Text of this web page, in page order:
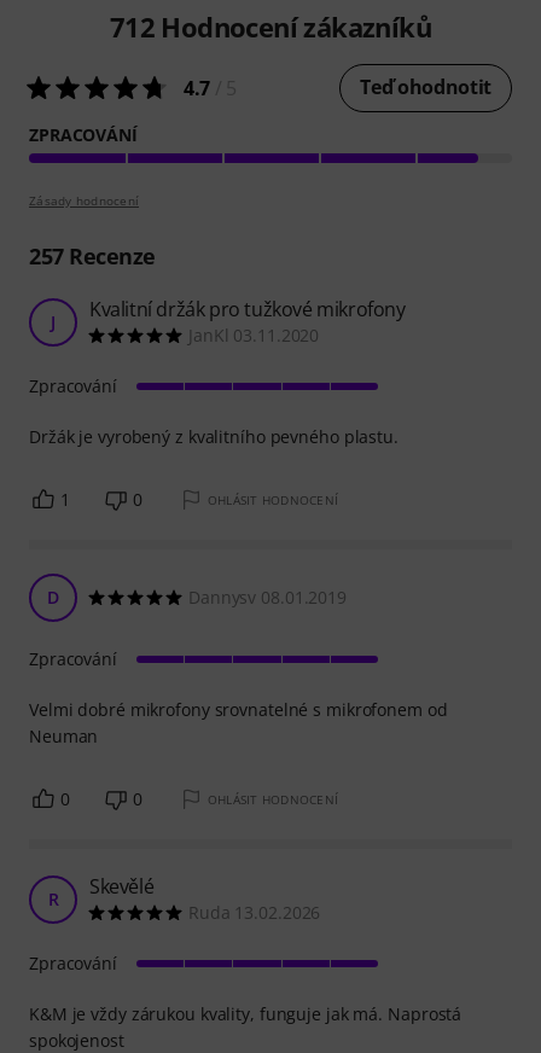
712 Hodnocení zákazníků
4.7 Teď ohodnotit
ZPRACOVÁNÍ
Zásady hodnocení
257Recenze
J Kvalitní držák pro tužkové mikrofony
JanKl 03.11.2020
Držák je vyrobený z kvalitního pevného plastu.
Zpracování
1 0 OHLÁSIT HODNOCENÍ
D Dannysv 08.01.2019
Velmi dobré mikrofony srovnatelné s mikrofonem od
Neuman
Zpracování
0 0 OHLÁSIT HODNOCENÍ
R Skevělé
Ruda 13.02.2026
K&M je vždy zárukou kvality, funguje jak má. Naprostá
spokojenost
Zpracování